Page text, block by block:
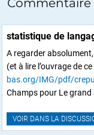
statistique de
A regarder
(et à lire l’ouvrage de
bas.org/IMG/pdf/
Champs pour Le grand
VOIR DANS LA